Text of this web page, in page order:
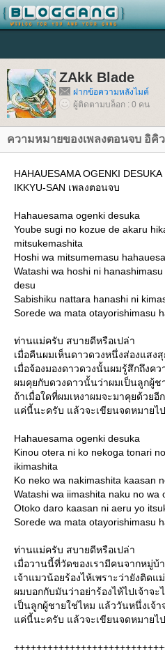
ZAkk Blade
ฝากข้อความหลังไมค์
ผู้ติดตามบล็อก : 0 คน
ความหมายของเพลงตอนจบ อิคิ
HAHAUESAMA OGENKI DESUKA
IKKYU-SAN เพลงตอนจบ
Hahauesama ogenki desuka
Yoube sugi no kozue de akaru
mitsukemashita
Hoshi wa mitsumemasu
Watashi wa hoshi ni
desu
Sabishiku nattara hanashi ni
Sorede wa mata otayorishimasu
ท่านแม่ครับ สบายดีหรือเปล่า
เมื่อคืนผมเห็นดาวดวงหนึ่งส่องแสง
เมื่อจ้องมองดาวดวงนั้นผมรู้สึกถึงค
ผมคุยกับดวงดาวนั้นว่าผมเป็นลูกผู้ช
ถ้าเมื่อใดที่ผมเหงาผมจะมาคุยด้วยอีก
ค่นี้นะครับ แล้วจะเขียนจดหมายไ
Hahauesama ogenki desuka
Kinou otera ni ko nekoga tonari
ikimashita
Ko neko wa nakimashita kaasan
Watashi wa iimashita naku no wa
Otoko daro kaasan ni aeru yo
Sorede wa mata otayorishimasu
ท่านแม่ครับ สบายดีหรือเปล่า
เมื่อวานนี้ที่วัดของเรามีคนจากหมู่บ้
เจ้าแมวน้อยร้องไห้เพราะว่ายังติดแ
ผมบอกกับมันว่าอย่าร้องไห้ไปเจ้าจะ
เป็นลูกผู้ชายใช่ไหม แล้ววันหนึ่งเจ้า
ค่นี้นะครับ แล้วจะเขียนจดหมายไ